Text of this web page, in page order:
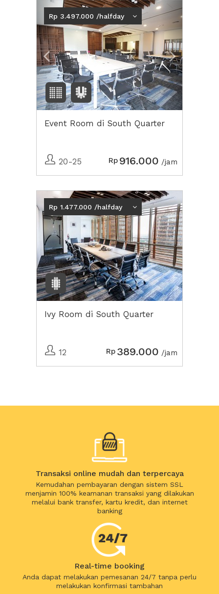
Previous Next2
Rp 3.497.000 /halfday
Event Room di South Quarter
20-25 Rp 916.000 /jam
Rp 1.477.000 /halfday
Ivy Room di South Quarter
12 Rp 389.000 /jam
Transaksi online mudah dan terpercaya
Kemudahan pembayaran dengan sistem SSL
menjamin 100% keamanan transaksi yang dilakukan
melalui bank transfer, kartu kredit, dan internet
banking
Real-time booking
Anda dapat melakukan pemesanan 24/7 tanpa perlu
melakukan konfirmasi tambahan